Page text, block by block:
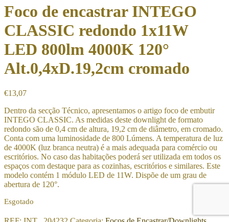
Foco de encastrar INTEGO
CLASSIC redondo 1x11W
LED 800lm 4000K 120°
Alt.0,4xD.19,2cm cromado
€13,07
Dentro da secção Técnico, apresentamos o artigo foco de embutir
INTEGO CLASSIC. As medidas deste downlight de formato
redondo são de 0,4 cm de altura, 19,2 cm de diâmetro, em cromado.
Conta com uma luminosidade de 800 Lúmens. A temperatura de luz
de 4000K (luz branca neutra) é a mais adequada para comércio ou
escritórios. No caso das habitações poderá ser utilizada em todos os
espaços com destaque para as cozinhas, escritórios e similares. Este
modelo contém 1 módulo LED de 11W. Dispõe de um grau de
abertura de 120°.
Esgotado